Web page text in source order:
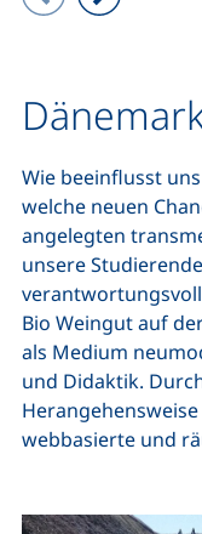
Wie beeinflusst
welche neuen
angelegten
unsere
Bio Weingut auf
als Medium
und Didaktik.
webbasierte und